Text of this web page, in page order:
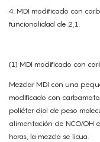
4. MDI modificado con
funcionalidad de 2,1.
(1) MDI modificado con
Mezclar MDI con una
modificado con
poliéter diol de peso
alimentación de NCO/
horas, la mezcla se licua.